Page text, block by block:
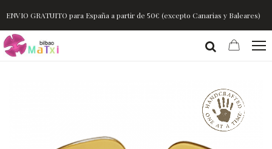
ENVIO GRATUITO para España a partir de 50€ (excepto Canarias y Baleares)